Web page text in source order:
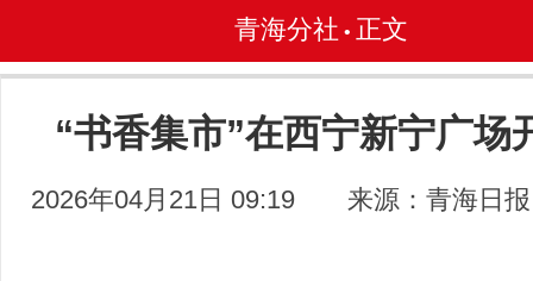
青海分社 • 正文
“书香集市”在西宁新宁广场
2026年04月21日 09:19 来源：青海日报